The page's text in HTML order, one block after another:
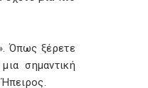
Όπως ξέρετε
σημαντική